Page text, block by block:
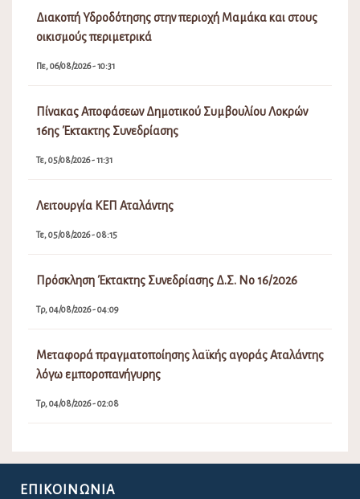
Διακοπή Υδροδότησης στην περιοχή Μαμάκα και στους
οικισμούς περιμετρικά
Πε, 06/08/2026 - 10:31
Πίνακας Αποφάσεων Δημοτικού Συμβουλίου Λοκρών
16ης Έκτακτης Συνεδρίασης
Τε, 05/08/2026 - 11:31
Λειτουργία ΚΕΠ Αταλάντης
Τε, 05/08/2026 - 08:15
Πρόσκληση Έκτακτης Συνεδρίασης Δ.Σ. Νο 16/2026
Τρ, 04/08/2026 - 04:09
Μεταφορά πραγματοποίησης λαϊκής αγοράς Αταλάντης
λόγω εμποροπανήγυρης
Τρ, 04/08/2026 - 02:08
ΕΠΙΚΟΙΝΩΝΊΑ